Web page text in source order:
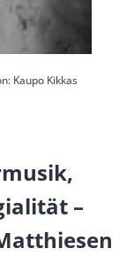
Kaupo Kikkas
–